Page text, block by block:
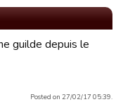
guilde depuis le
Posted on 27/02/17 05:39.